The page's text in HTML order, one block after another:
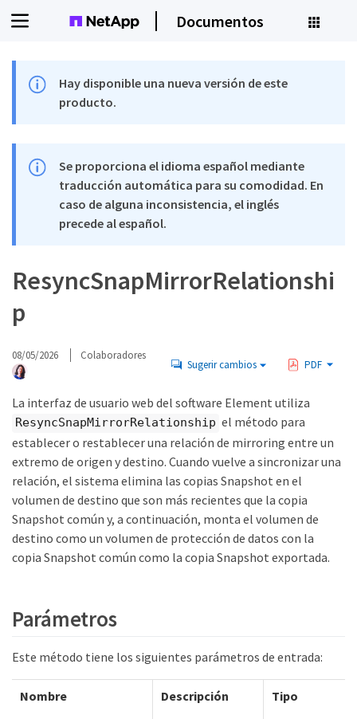
Documentos
Hay disponible una nueva versión de este
producto.
Se proporciona el idioma español mediante
traducción automática para su comodidad. En
caso de alguna inconsistencia, el inglés
precede al español.
ResyncSnapMirrorRelationshi
p
08/05/2026 Colaboradores
Sugerir cambios PDF
La interfaz de usuario web del software Element utiliza
ResyncSnapMirrorRelationship el método para
establecer o restablecer una relación de mirroring entre un
extremo de origen y destino. Cuando vuelve a sincronizar una
relación, el sistema elimina las copias Snapshot en el
volumen de destino que son más recientes que la copia
Snapshot común y, a continuación, monta el volumen de
destino como un volumen de protección de datos con la
copia Snapshot común como la copia Snapshot exportada.
Parámetros
Este método tiene los siguientes parámetros de entrada:
Nombre Descripción Tipo